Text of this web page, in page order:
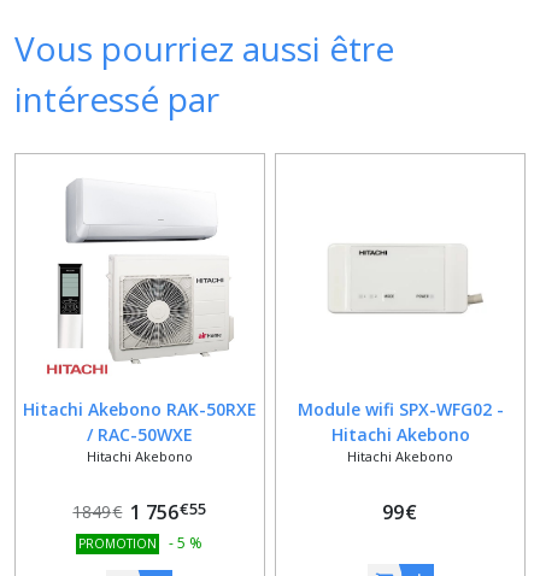
Vous pourriez aussi être
intéressé par
Hitachi Akebono RAK-50RXE
/ RAC-50WXE
Hitachi Akebono
1849€ 1 756€55
PROMOTION -5 %
Module wifi SPX-WFG02 -
Hitachi Akebono
Hitachi Akebono
99€